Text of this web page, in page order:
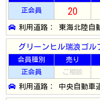
正会員 20
利用道路： 東海北陸自
グリーンヒル瑞浪ゴル
会員種別 売り
正会員
ご相談
利用道路： 中央自動車